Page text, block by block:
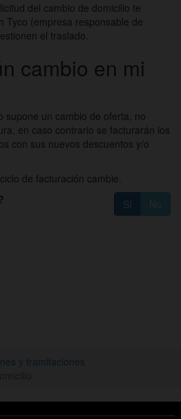
del cambio de domicilio te
Tyco (empresa responsable de
el traslado.
cambio en mi
supone un cambio de oferta, no
en caso contrario se facturarán los
con sus nuevos descuentos y/o
de facturación cambie.
Sí No
y tramitaciones